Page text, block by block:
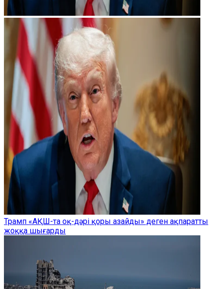
Трамп «АҚШ-та оқ-дәрі қоры азайды» деген ақпаратты
жоққа шығарды